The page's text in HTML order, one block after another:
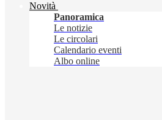
Novità
Panoramica
Le notizie
Le circolari
Calendario eventi
Albo online